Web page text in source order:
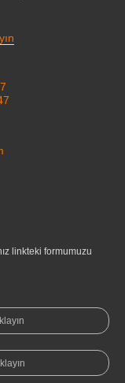
linkteki formumuzu